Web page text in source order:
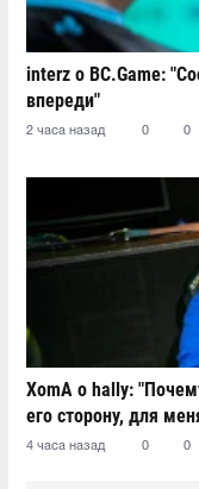
interz о BC.Game:
впереди"
2 часа назад 0 0
XomA о hally:
его сторону, для
4 часа назад 0 0